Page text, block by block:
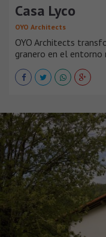
Casa Lyco
OYO Architects
OYO Architects
granero en el entorno